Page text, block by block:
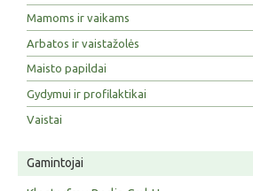
Mamoms ir vaikams
Arbatos ir vaistažolės
Maisto papildai
Gydymui ir profilaktikai
Vaistai
Gamintojai